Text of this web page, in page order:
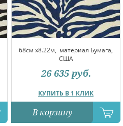
68см x8.22м, материал Бумага,
США
КУПИТЬ В 1 КЛИК
26 635 руб.
В корзину